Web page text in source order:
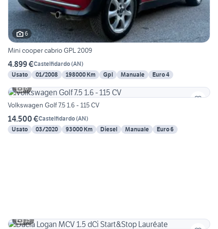
6
Mini cooper cabrio GPL 2009
4.899 €Castelfidardo(AN)
Usato
01/2008 198000 Km Gpl Manuale
Euro 4
6
Volkswagen Golf 7.5 1.6 - 115 CV
14.500 €Castelfidardo(AN)
Usato
03/2020 93000 Km Diesel Manuale Euro 6
15